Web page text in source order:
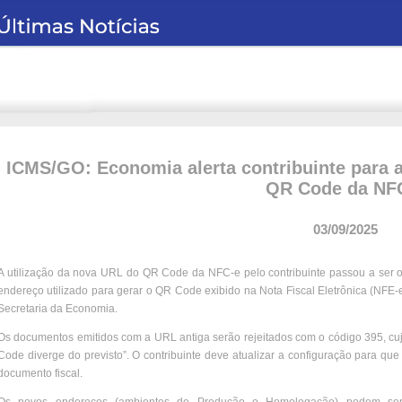
ICMS/GO: Economia alerta contribuinte para
QR Code da
03/09/2025
utilização da nova URL do QR Code da NFC-e pelo contribuinte passou a
utilizado para gerar o QR Code exibido na Nota Fiscal Eletrônica
da Economia.
documentos emitidos com a URL antiga serão rejeitados com o código 395,
diverge do previsto”. O contribuinte deve atualizar a configuração para
fiscal.